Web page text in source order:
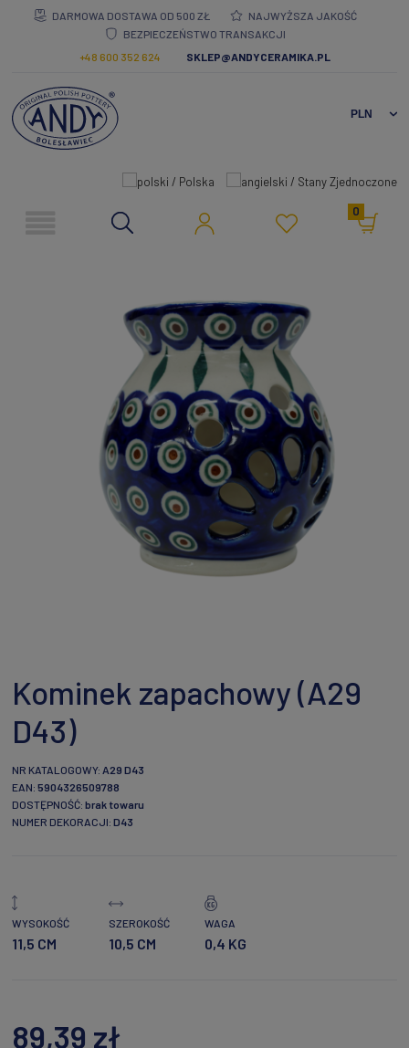
DARMOWA DOSTAWA OD 500 ZŁ
NAJWYŻSZA JAKOŚĆ
BEZPIECZEŃSTWO TRANSAKCJI
+48 600 352 624
SKLEP@ANDYCERAMIKA.PL
0
Kominek zapachowy (A29
D43)
NR KATALOGOWY: A29 D43
EAN: 5904326509788
DOSTĘPNOŚĆ: brak towaru
NUMER DEKORACJI: D43
WYSOKOŚĆ
11,5 CM
SZEROKOŚĆ
10,5 CM
WAGA
0,4 KG
89,39 zł